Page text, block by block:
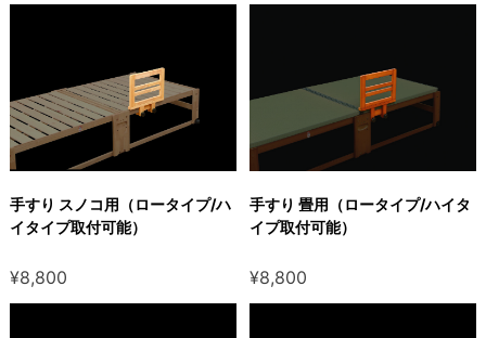
手すり スノコ用（ロータイプ/ハ
イタイプ取付可能）
¥8,800
手すり 畳用（ロータイプ/ハイタ
イプ取付可能）
¥8,800